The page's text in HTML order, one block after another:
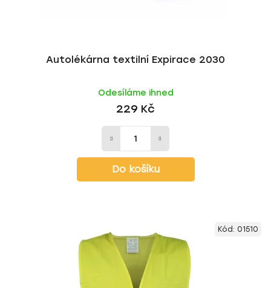
Autolékárna textilní Expirace 2030
Odesíláme ihned
229 Kč
Do košíku
Kód: 01510